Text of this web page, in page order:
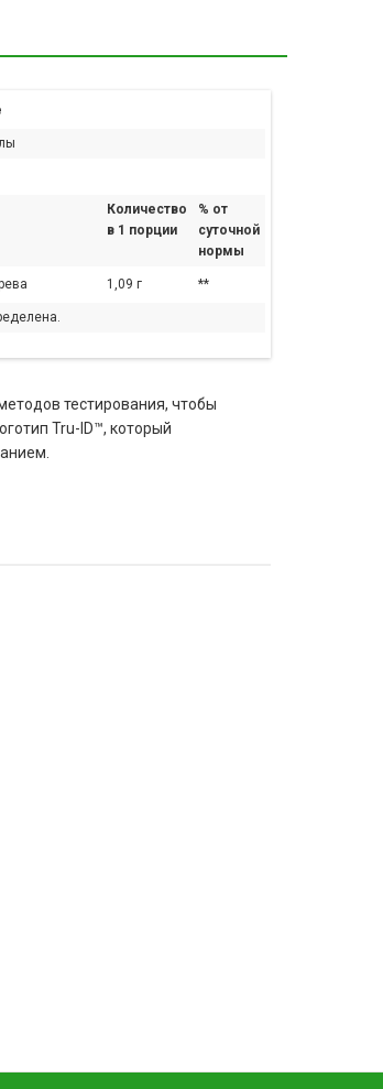
Количество
в 1 порции
% от
суточной
нормы
1,09 г **
тестирования, чтобы
Tru-ID™, который